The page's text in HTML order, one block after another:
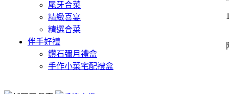
尾牙合菜
精緻喜宴
精選合菜
伴手好禮
鑽石彌月禮盒
手作小菜宅配禮盒